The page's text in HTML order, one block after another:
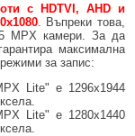
с HDTVI, AHD и
.
Въпреки това,
MPX камери. За да
максимална
за запис:
Lite" e 1296x1944
Lite" e 1280x1440